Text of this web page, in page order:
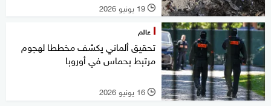
l 19 يونيو 2026
عالم
تحقيق ألماني يكشف مخططا لهجوم
مرتبط بحماس في أوروبا
l 16 يونيو 2026